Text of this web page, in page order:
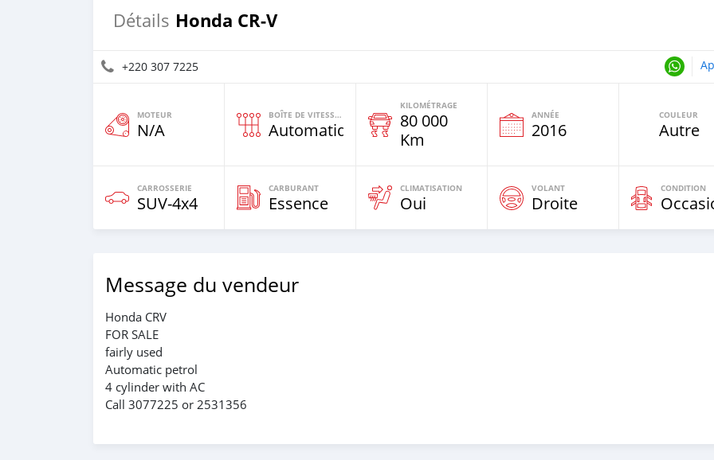
Détails Honda CR-V
+220 307 7225
MOTEUR
N/A
BOÎTE DE VITESSES
Automatique
KILOMÉTRAGE
80 000
Km
ANNÉE
2016
COULEUR
Autre
CARROSSERIE
SUV‒4x4
CARBURANT
Essence
CLIMATISATION
Oui
VOLANT
Droite
CONDITION
Message du vendeur
Honda CRV
FOR SALE
fairly used
Automatic petrol
4 cylinder with AC
Call 3077225 or 2531356